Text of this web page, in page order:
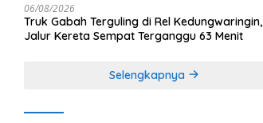
06/08/2026
Truk Gabah Terguling di Rel Kedungwaringin,
Jalur Kereta Sempat Terganggu 63 Menit
Selengkapnya